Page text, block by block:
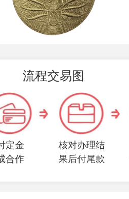
流程交易图
定金
合作
核对办理结
果后付尾款